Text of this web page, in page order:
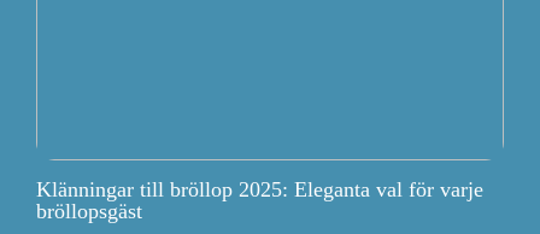
Klänningar till bröllop 2025: Eleganta val för varje
bröllopsgäst